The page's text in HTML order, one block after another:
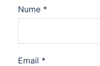
Nume *
Email *